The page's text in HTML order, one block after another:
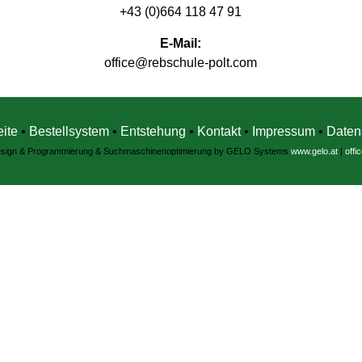
+43 (0)664 118 47 91
E-Mail:
office@rebschule-polt.com
• Bestellsystem • Entstehung • Kontakt• Impressum•
& Programmierung & Suchmaschinenoptimierung by GELO Systems www.gelo.at|